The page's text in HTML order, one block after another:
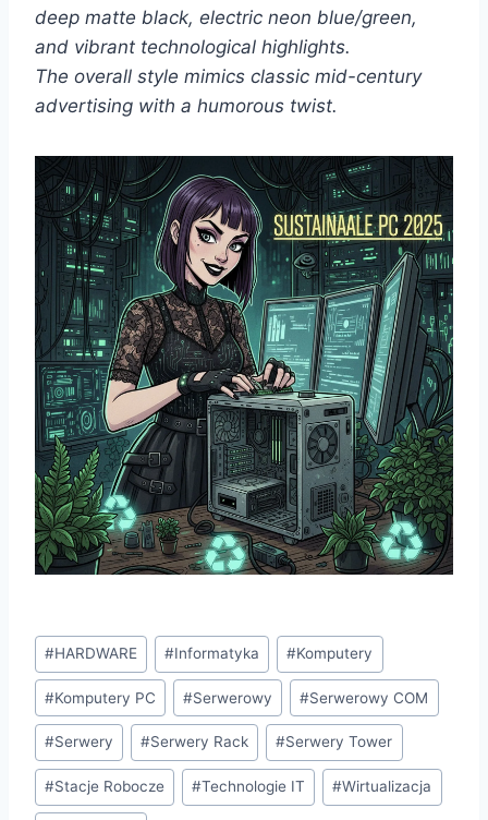
deep matte black, electric neon blue/green,
and vibrant technological highlights.
The overall style mimics classic mid-century
advertising with a humorous twist.
Tagi
wpisu:
#HARDWARE #Informatyka #Komputery
#Komputery PC #Serwerowy #Serwerowy COM
#Serwery #Serwery Rack #Serwery Tower
#Stacje Robocze #Technologie IT #Wirtualizacja